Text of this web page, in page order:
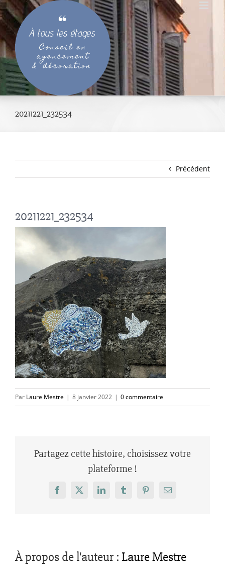
Passer
au
contenu
20211221_232534
Précédent
20211221_232534
Par Laure Mestre | 8 janvier 2022 | 0 commentaire
Partagez cette histoire, choisissez votre
plateforme !
Facebook
X LinkedInTumblrPinterestEmail
À propos de l'auteur : Laure Mestre